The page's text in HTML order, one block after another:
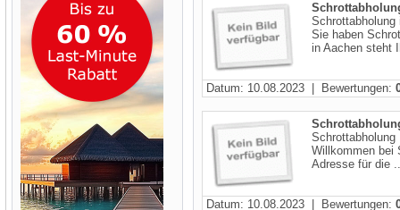
Sie haben
in Aachen steht
Datum: 10.08.2023 | Bewertungen:
Willkommen bei
Adresse für die
Datum: 10.08.2023 | Bewertungen: